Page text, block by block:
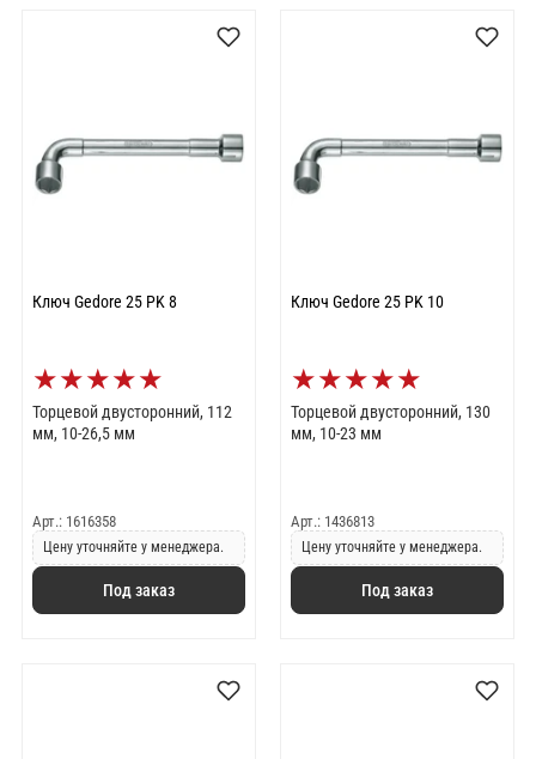
Ключ Gedore 25 PK 8
★★★★★
Торцевой двусторонний, 112
мм, 10-26,5 мм
Арт.: 1616358
Цену уточняйте у менеджера.
Под заказ
Ключ Gedore 25 PK 10
★★★★★
Торцевой двусторонний, 130
мм, 10-23 мм
Арт.: 1436813
Цену уточняйте у менеджера.
Под заказ